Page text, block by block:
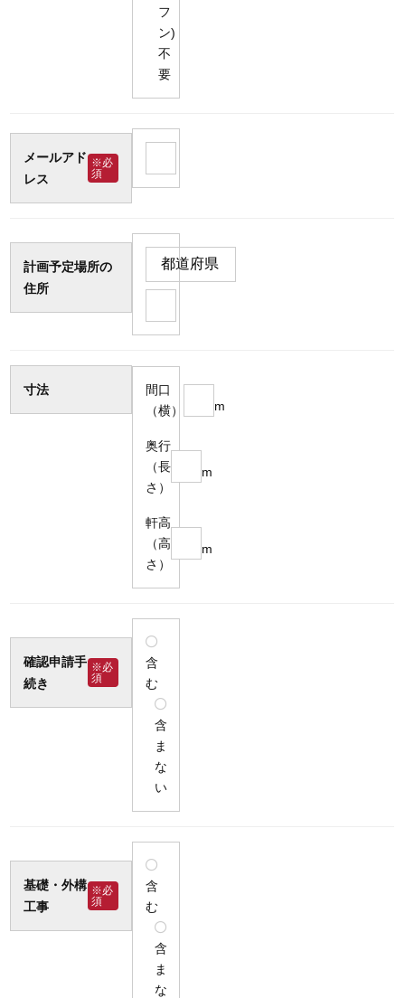
フ
ン)
不
要
メールアド
レス
※必
須
計画予定場所の
住所
寸法
間口
（横）
m
奥行
（長
さ）
m
軒高
（高
さ）
m
確認申請手
続き
※必
須
含
む
含
ま
な
い
基礎・外構
工事
※必
須
含
む
含
ま
な